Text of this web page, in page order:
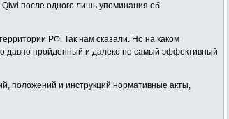
после одного лишь упоминания об
РФ. Так нам сказали. Но на каком
давно пройденный и далеко не самый эффективный
положений и инструкций нормативные акты,